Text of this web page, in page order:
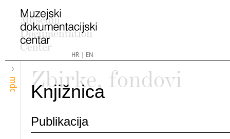
HR| EN
mdc
Zbirke, fondovi
Knjižnica
Publikacija